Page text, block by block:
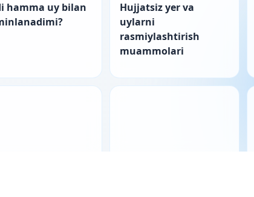
hamma uy bilan
Hujjatsiz yer va
uylarni
rasmiylashtirish
muammolari